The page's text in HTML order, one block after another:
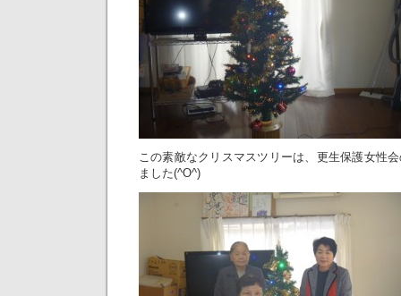
この素敵なクリスマスツリーは、更生保護女性
ました(^O^)